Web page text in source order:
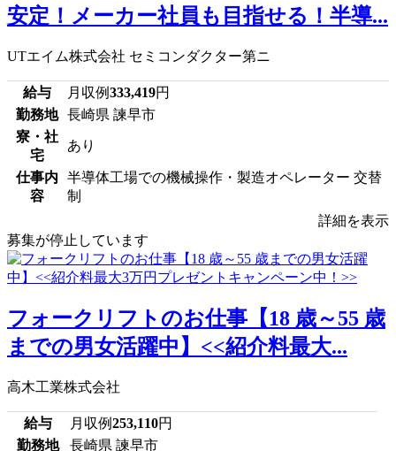
安定！メーカー社員も目指せる！半導...
UTエイム株式会社 セミコンダクター第ニ
給与 月収例333,419円
勤務地
長崎県 諫早市
寮・社
宅
あり
仕事内
容
半導体工場での機械操作・製造オペレーター 交替
制
詳細を表示
募集が停止しています
フォークリフトのお仕事【18 歳～55 歳
までの男女活躍中】<<紹介料最大...
高木工業株式会社
給与 月収例253,110円
勤務地
長崎県 諫早市